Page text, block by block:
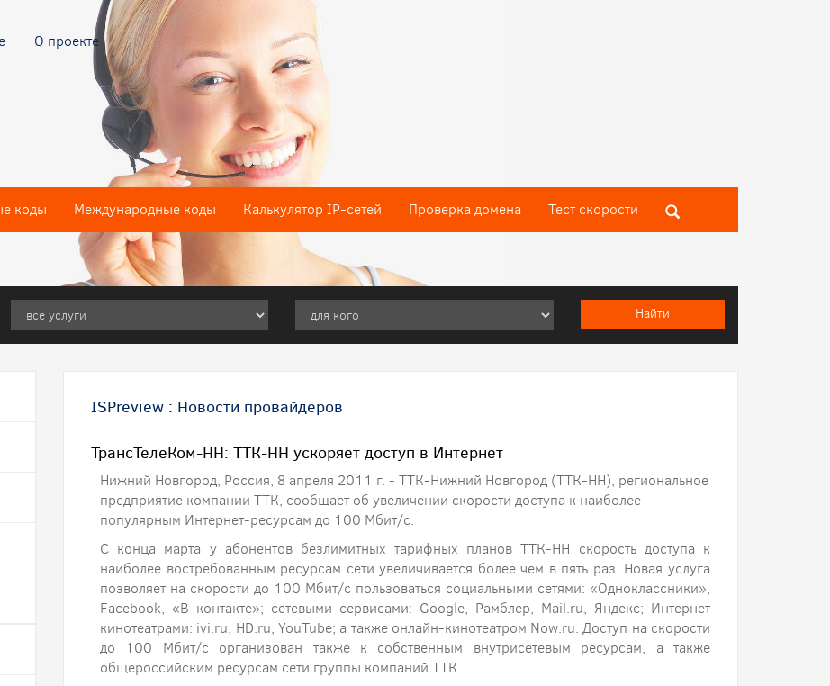
О проекте
коды Международные коды Калькулятор IP-сетей Проверка домена Тест скороcти
ISPreview : Новости провайдеров
ТрансТелеКом-НН: ТТК-НН ускоряет доступ в Интернет
Нижний Новгород, Россия, 8 апреля 2011 г. - ТТК-Нижний Новгород (ТТК-НН), региональное
предприятие компании ТТК, сообщает об увеличении скорости доступа к наиболее
популярным Интернет-ресурсам до 100 Мбит/с.
С конца марта у абонентов безлимитных тарифных планов ТТК-НН скорость доступа к
наиболее востребованным ресурсам сети увеличивается более чем в пять раз. Новая услуга
позволяет на скорости до 100 Мбит/с пользоваться социальными сетями: «Одноклассники»,
Facebook, «В контакте»; сетевыми сервисами: Google, Рамблер, Mail.ru, Яндекс; Интернет
кинотеатрами: ivi.ru, HD.ru, YouTube; а также онлайн-кинотеатром Now.ru. Доступ на скорости
до 100 Мбит/с организован также к собственным внутрисетевым ресурсам, а также
общероссийским ресурсам сети группы компаний ТТК.